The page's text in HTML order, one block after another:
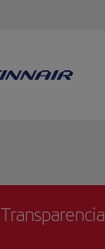
Transparencia